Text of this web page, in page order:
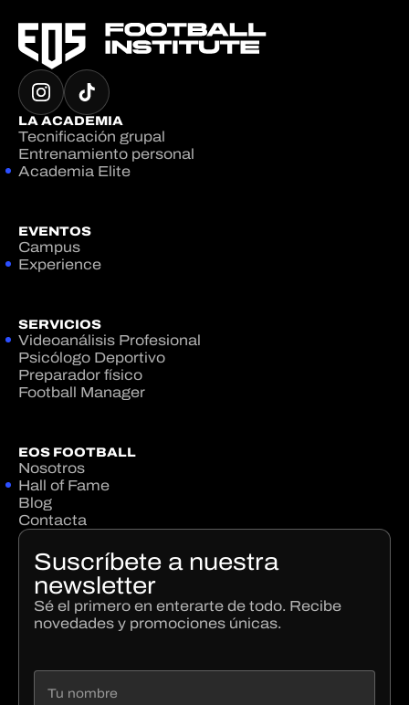
LA ACADEMIA
Tecnificación grupal
Entrenamiento personal
Academia Elite
EVENTOS
Campus
Experience
SERVICIOS
Videoanálisis Profesional
Psicólogo Deportivo
Preparador físico
Football Manager
EOS FOOTBALL
Nosotros
Hall of Fame
Blog
Contacta
Suscríbete a nuestra
newsletter
Sé el primero en enterarte de todo. Recibe
novedades y promociones únicas.